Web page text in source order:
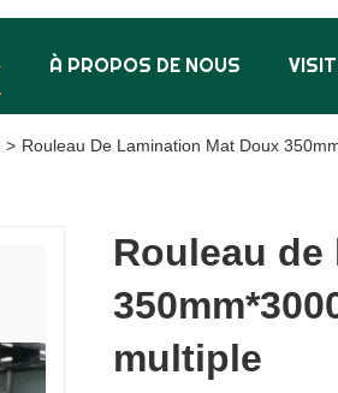
À PROPOS DE NOUS
> Rouleau De Lamination Mat Doux
Rouleau
multiple
Rouleau
multiple